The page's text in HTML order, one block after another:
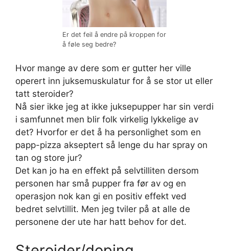
Er det feil å endre på kroppen for
å føle seg bedre?
Hvor mange av dere som er gutter her ville
operert inn juksemuskulatur for å se stor ut eller
tatt steroider?
Nå sier ikke jeg at ikke juksepupper har sin verdi
i samfunnet men blir folk virkelig lykkelige av
det? Hvorfor er det å ha personlighet som en
papp-pizza akseptert så lenge du har spray on
tan og store jur?
Det kan jo ha en effekt på selvtilliten dersom
personen har små pupper fra før av og en
operasjon nok kan gi en positiv effekt ved
bedret selvtillit. Men jeg tviler på at alle de
personene der ute har hatt behov for det.